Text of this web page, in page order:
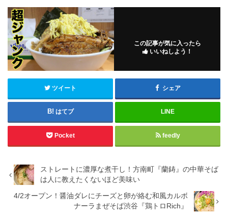
この記事が気に入ったら
いいねしよう！
ツイート シェア
はてブ LINE
Pocket feedly
ストレートに濃厚な煮干し！方南町『蘭鋳』の中華そば
は人に教えたくないほど美味い
4/2オープン！醤油ダレにチーズと卵が絡む和風カルボ
ナーラまぜそば渋谷『鶏トロRich』